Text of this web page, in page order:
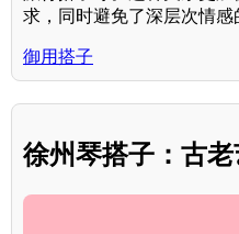
求，同时避免了深层次情感
御用搭子
徐州琴搭子：古